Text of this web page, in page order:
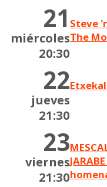
21
miércoles
20:30
Steve 'n' Seagulls - The Dark Side Of
The
22
jueves
21:30
23
viernes
21:30
MESCALINA #Raíz Latina - MANÁ +